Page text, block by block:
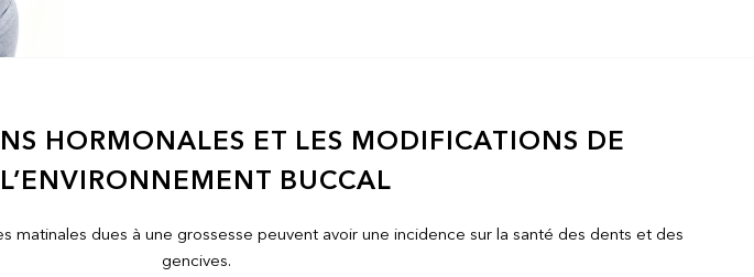
HORMONALES ET LES MODIFICATIONS DE
L’ENVIRONNEMENT BUCCAL
matinales dues à une grossesse peuvent avoir une incidence sur la santé des dents et des
gencives.